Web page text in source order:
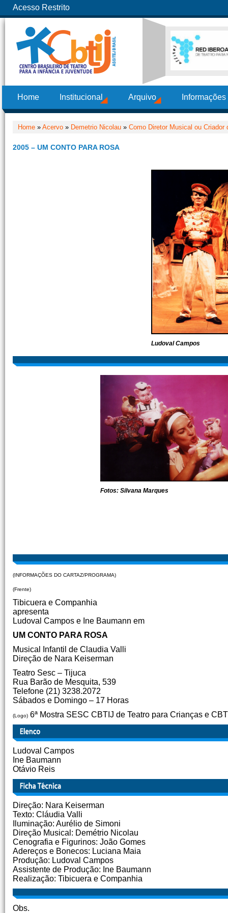
Acesso Restrito
Home Institucional Arquivo
Home » Acervo » Demetrio Nicolau » Como Diretor Musical ou Criador
2005 – UM CONTO PARA ROSA
Ludoval Campos
Fotos: Silvana Marques
(INFORMAÇÕES DO CARTAZ/PROGRAMA)
(Frente)
Tibicuera e Companhia
apresenta
Ludoval Campos e Ine Baumann em
UM CONTO PARA ROSA
Musical Infantil de Claudia Valli
Direção de Nara Keiserman
Teatro Sesc – Tijuca
Rua Barão de Mesquita, 539
Telefone (21) 3238.2072
Sábados e Domingo – 17 Horas
(Logo) 6ª Mostra SESC CBTIJ de Teatro para Crianças e
Ludoval Campos
Ine Baumann
Otávio Reis
Direção: Nara Keiserman
Texto: Cláudia Valli
Iluminação: Aurélio de Simoni
Direção Musical: Demétrio Nicolau
Cenografia e Figurinos: João Gomes
Adereços e Bonecos: Luciana Maia
Produção: Ludoval Campos
Assistente de Produção: Ine Baumann
Realização: Tibicuera e Companhia
Obs.